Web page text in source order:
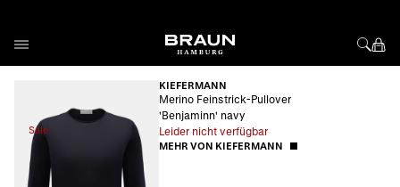
Sale
KIEFERMANN
Merino Feinstrick-Pullover
'Benjaminn' navy
Leider nicht verfügbar
MEHR VON KIEFERMANN